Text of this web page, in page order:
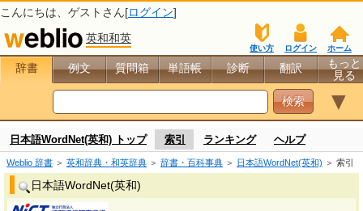
こんにちは、 ゲスト さん[ログイン]
英和和英
ホーム
ログイン
使い方
辞書 例文 質問箱 単語帳 診断 翻訳
もっと
見る
▼
日本語WordNet(英和) トップ 索引 ランキング ヘルプ
Weblio 辞書 ＞ 英和辞典・和英辞典 ＞ 辞書・百科事典 ＞ 日本語WordNet(英和) ＞ 索引
日本語WordNet(英和)